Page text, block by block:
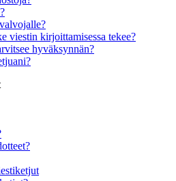
viestin kirjoittamisessa tekee?
hyväksynnän?